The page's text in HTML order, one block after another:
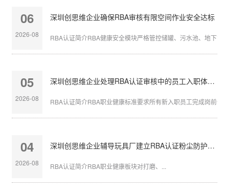
06
2026-08
深圳创思维企业确保RBA审核有限空间作业安全达标
RBA认证简介RBA健康安全模块严格管控储罐、污水池、地下管
05
2026-08
深圳创思维企业处理RBA认证审核中的员工入职体检缺失
RBA认证简介RBA职业健康标准要求所有新入职员工完成岗前体
04
2026-08
深圳创思维企业辅导玩具厂建立RBA认证粉尘防护体系
RBA认证简介RBA职业健康板块对打磨、...